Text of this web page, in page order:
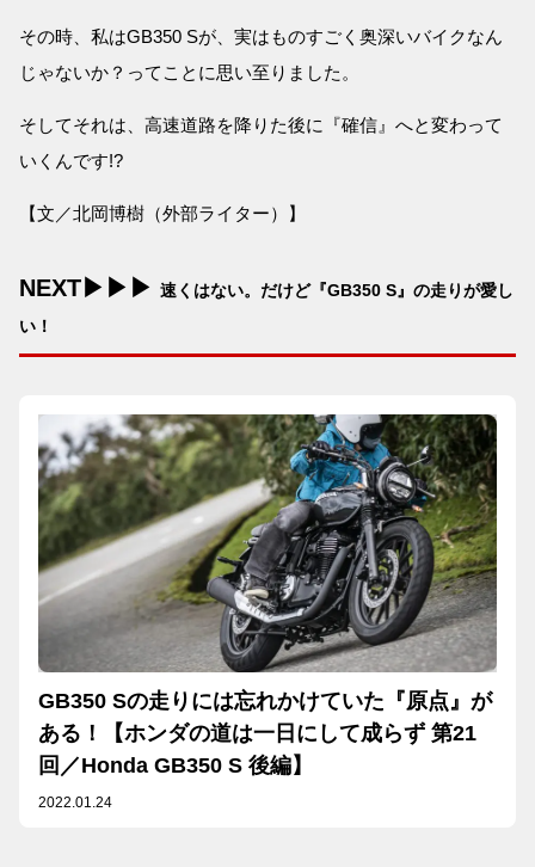
その時、私はGB350 Sが、実はものすごく奥深いバイクなん
じゃないか？ってことに思い至りました。
そしてそれは、高速道路を降りた後に『確信』へと変わって
いくんです!?
【文／北岡博樹（外部ライター）】
NEXT▶▶▶ 速くはない。だけど『GB350 S』の走りが愛し
い！
GB350 Sの走りには忘れかけていた『原点』が
ある！【ホンダの道は一日にして成らず 第21
回／Honda GB350 S 後編】
2022.01.24